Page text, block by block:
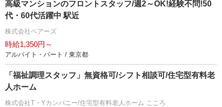
高級マンションのフロントスタッフ/週2～OK!経験不問!50
代・60代活躍中 駅近
株式会社ベアーズ
時給1,350円～
アルバイト・パート / 東京都
「福祉調理スタッフ」無資格可/シフト相談可/住宅型有料老
人ホーム
株式会社T・Yカンパニー/住宅型有料老人ホーム こころ